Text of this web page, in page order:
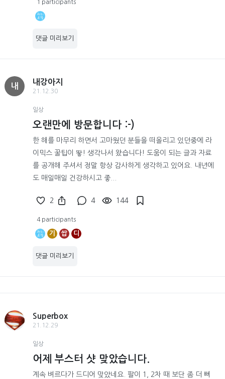
1 participants
댓글 미리보기
내
내강아지
21.12.30
일상
오랜만에 방문합니다 :-)
한 해를 마무리 하면서 고마웠던 분들을 떠올리고 있던중에 라
이믹스 꿀팁이 뙇! 생각나서 왔습니다! 도움이 되는 글과 자료
를 공개해 주셔서 정말 항상 감사하게 생각하고 있어요. 내년에
도 매일매일 건강하시고 좋...
2 4 144
4 participants
기 쌉 디
댓글 미리보기
Superbox
21.12.29
일상
어제 부스터 샷 맞았습니다.
계속 벼르다가 드디어 맞았네요. 팔이 1, 2차 때 보단 좀 더 뻐